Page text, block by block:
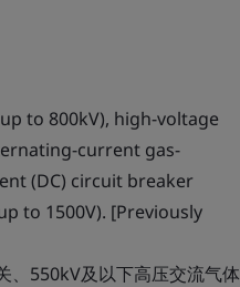
to 800kV), high-voltage
current gas-
(DC) circuit breaker
to 1500V). [Previously
、550kV及以下高压交流气体